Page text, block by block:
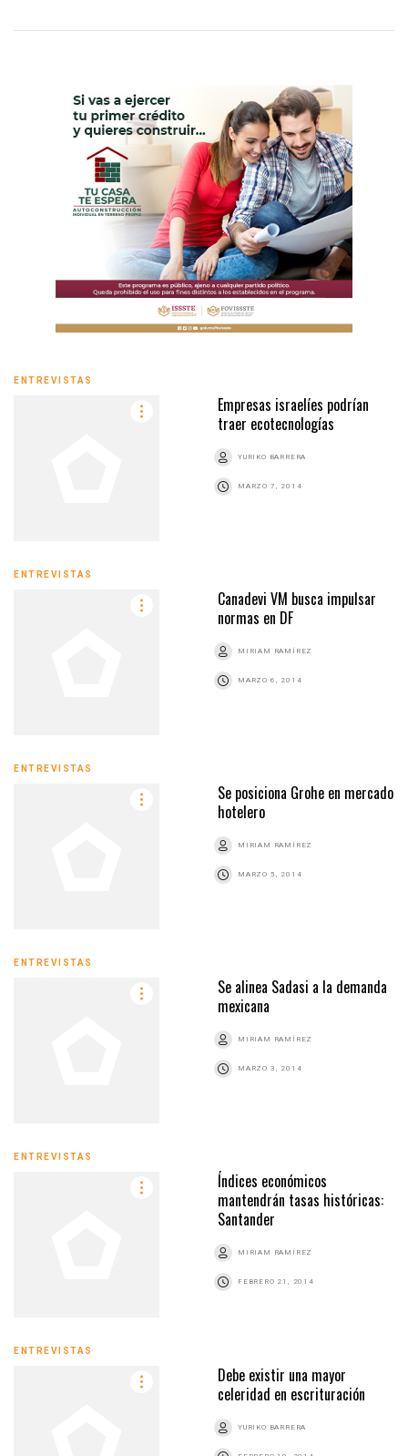
ENTREVISTAS
Empresas israelíes podrían
traer ecotecnologías
YURIKO BARRERA
MARZO 7, 2014
ENTREVISTAS
Canadevi VM busca impulsar
normas en DF
MIRIAM RAMÍREZ
MARZO 6, 2014
ENTREVISTAS
Se posiciona Grohe en mercado
hotelero
MIRIAM RAMÍREZ
MARZO 5, 2014
ENTREVISTAS
Se alinea Sadasi a la demanda
mexicana
MIRIAM RAMÍREZ
MARZO 3, 2014
ENTREVISTAS
Índices económicos
mantendrán tasas históricas:
Santander
MIRIAM RAMÍREZ
FEBRERO 21, 2014
ENTREVISTAS
Debe existir una mayor
celeridad en escrituración
YURIKO BARRERA